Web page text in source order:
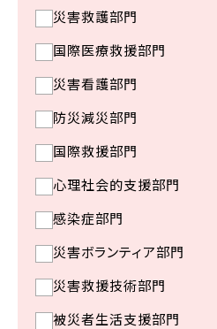
災害救護部門
国際医療救援部門
災害看護部門
防災減災部門
国際救援部門
心理社会的支援部門
感染症部門
災害ボランティア部門
災害救援技術部門
被災者生活支援部門